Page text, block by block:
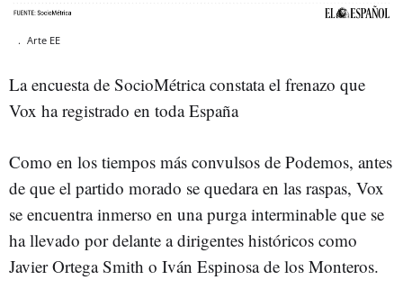
. Arte EE
La encuesta de SocioMétrica constata el frenazo que
Vox ha registrado en toda España
Como en los tiempos más convulsos de Podemos, antes
de que el partido morado se quedara en las raspas, Vox
se encuentra inmerso en una purga interminable que se
ha llevado por delante a dirigentes históricos como
Javier Ortega Smith o Iván Espinosa de los Monteros.